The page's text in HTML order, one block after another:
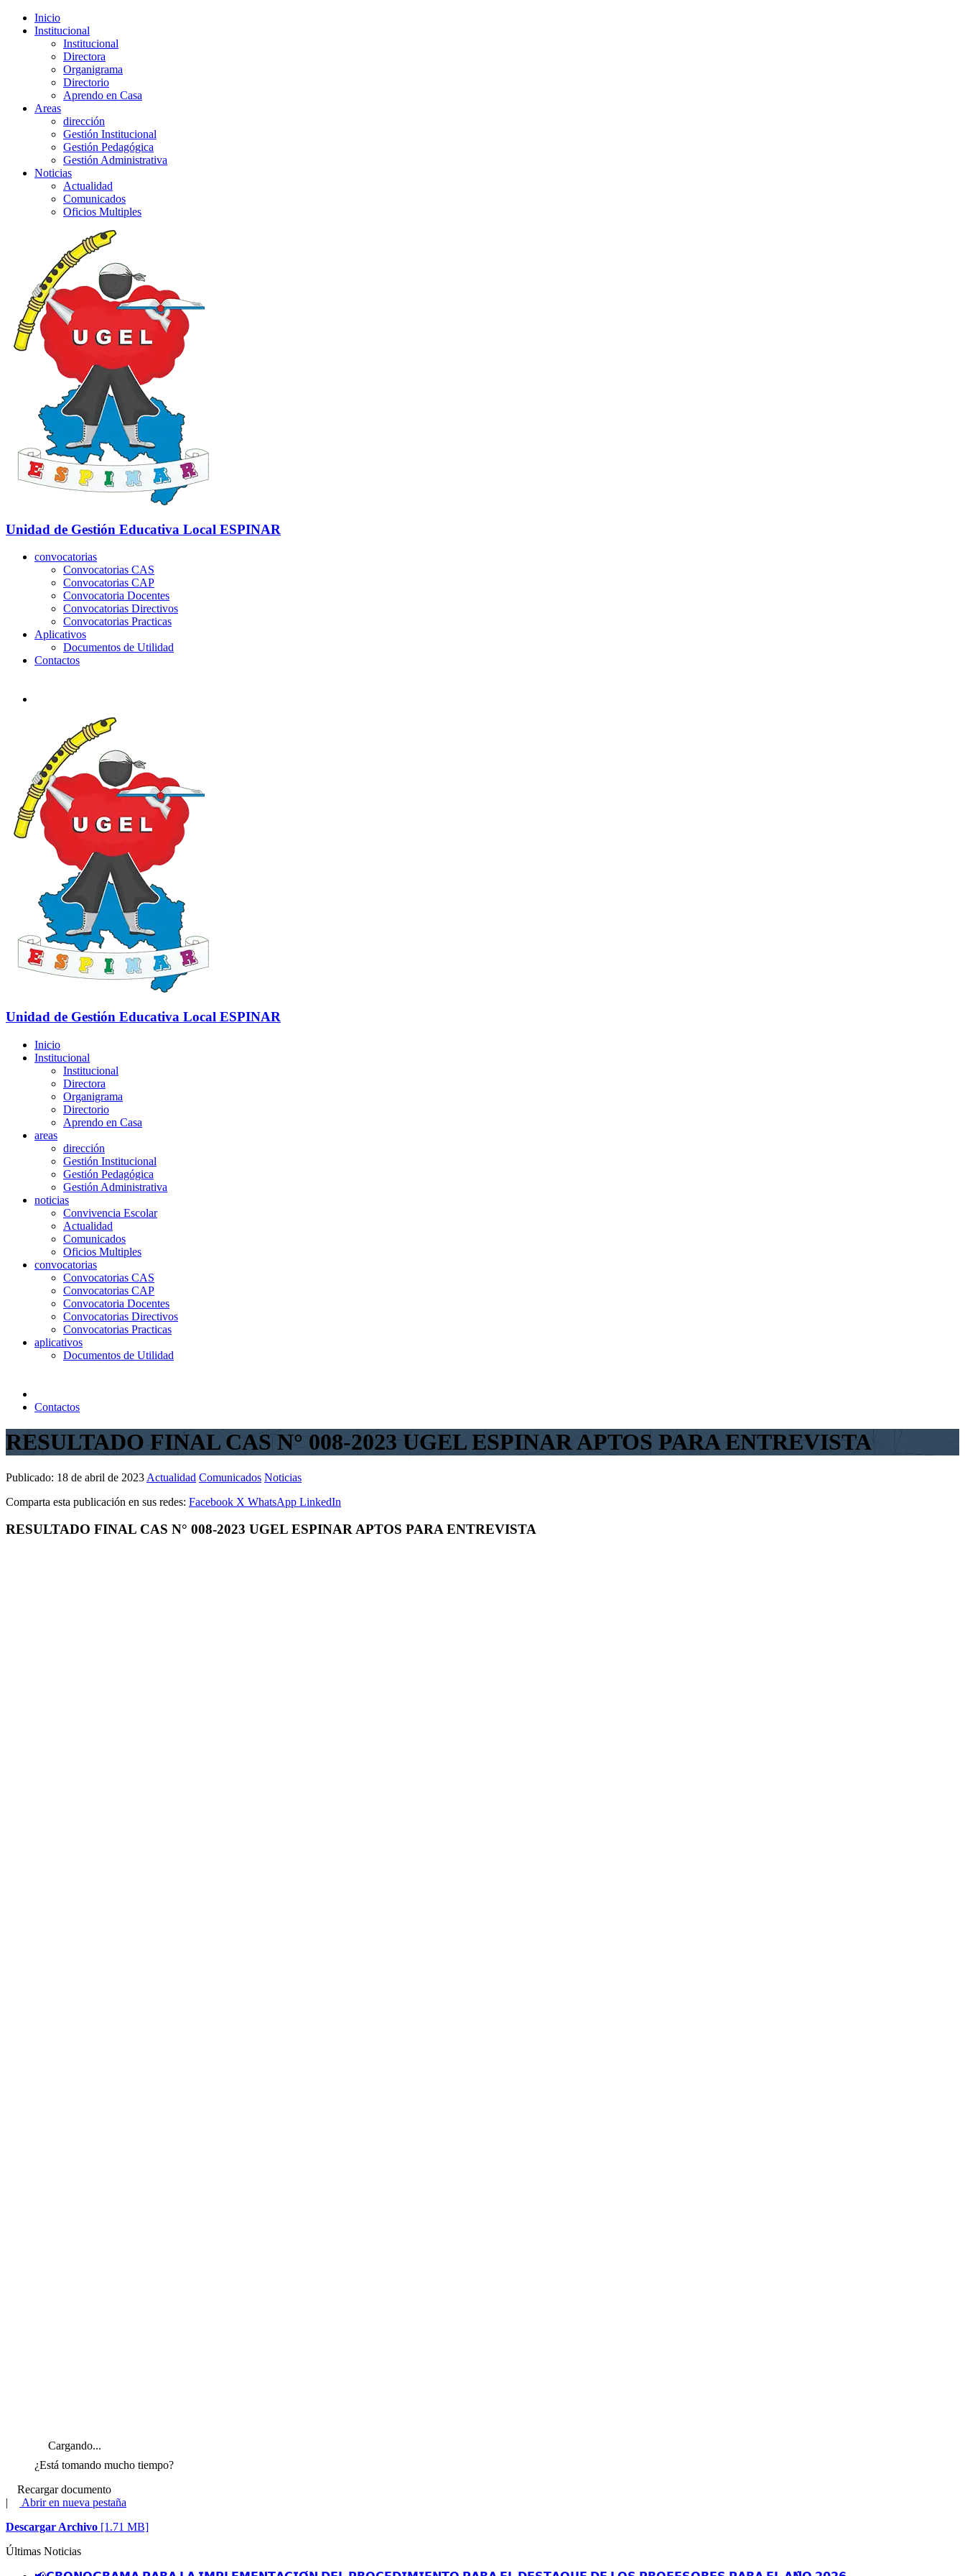
Inicio
Institucional
Institucional
Directora
Organigrama
Directorio
Aprendo en Casa
Areas
dirección
Gestión Institucional
Gestión Pedagógica
Gestión Administrativa
Noticias
Actualidad
Comunicados
Oficios Multiples
Unidad de Gestión Educativa Local ESPINAR
convocatorias
Convocatorias CAS
Convocatorias CAP
Convocatoria Docentes
Convocatorias Directivos
Convocatorias Practicas
Aplicativos
Documentos de Utilidad
Contactos
Unidad de Gestión Educativa Local ESPINAR
Inicio
Institucional
Institucional
Directora
Organigrama
Directorio
Aprendo en Casa
areas
dirección
Gestión Institucional
Gestión Pedagógica
Gestión Administrativa
noticias
Convivencia Escolar
Actualidad
Comunicados
Oficios Multiples
convocatorias
Convocatorias CAS
Convocatorias CAP
Convocatoria Docentes
Convocatorias Directivos
Convocatorias Practicas
aplicativos
Documentos de Utilidad
Contactos
RESULTADO FINAL CAS N° 008-2023 UGEL ESPINAR APTOS PARA ENTREVISTA
Publicado: 18 de abril de 2023 Actualidad Comunicados Noticias
Comparta esta publicación en sus redes: Facebook X WhatsApp LinkedIn
RESULTADO FINAL CAS N° 008-2023 UGEL ESPINAR APTOS PARA ENTREVISTA
Cargando...
¿Está tomando mucho tiempo?
Recargar documento
|
Abrir en nueva pestaña
Descargar Archivo [1.71 MB]
Últimas Noticias